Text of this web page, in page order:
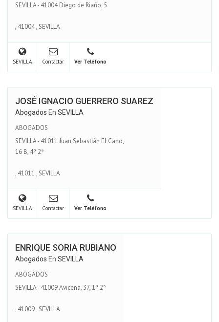
SEVILLA - 41004 Diego de Riaño, 5
, 41004,SEVILLA
SEVILLA Contactar Ver Teléfono
JOSÉ IGNACIO GUERRERO SUAREZ
Abogados En SEVILLA
ABOGADOS
SEVILLA - 41011 Juan Sebastián El Cano,
16 B, 4º 2ª
, 41011 ,SEVILLA
SEVILLA Contactar Ver Teléfono
ENRIQUE SORIA RUBIANO
Abogados En SEVILLA
ABOGADOS
SEVILLA - 41009 Avicena, 37, 1º 2ª
, 41009,SEVILLA